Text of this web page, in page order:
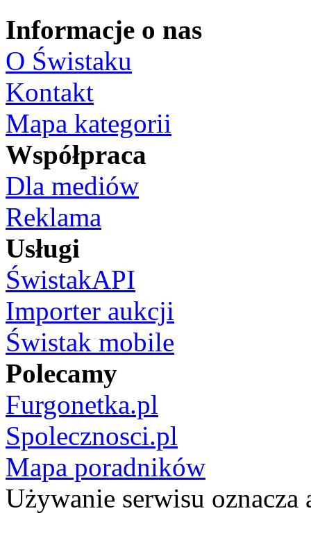
Informacje o nas
O Świstaku
Kontakt
Mapa kategorii
Współpraca
Dla mediów
Reklama
Usługi
ŚwistakAPI
Importer aukcji
Świstak mobile
Polecamy
Furgonetka.pl
Spolecznosci.pl
Mapa poradników
Używanie serwisu oznacza